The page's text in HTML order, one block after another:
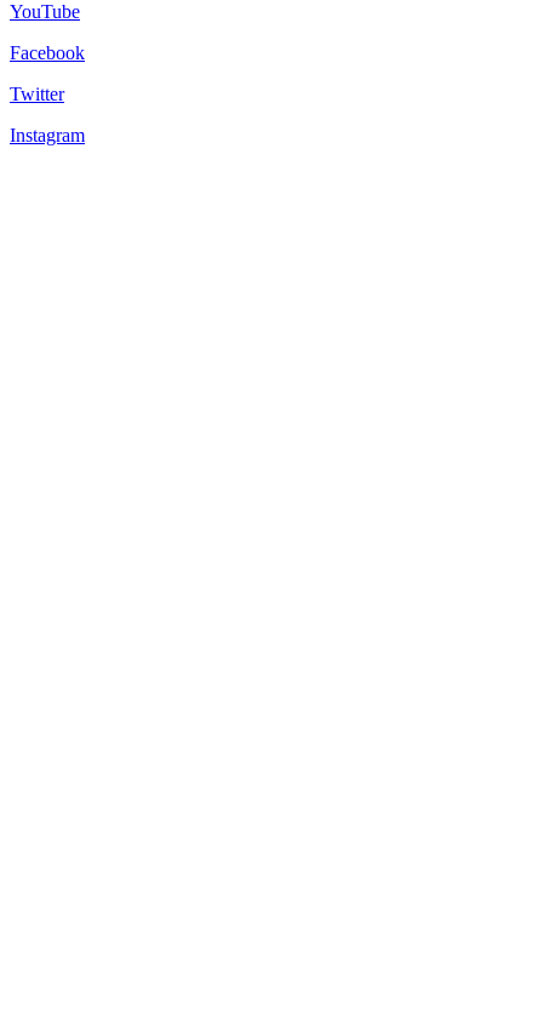
YouTube
Facebook
Twitter
Instagram